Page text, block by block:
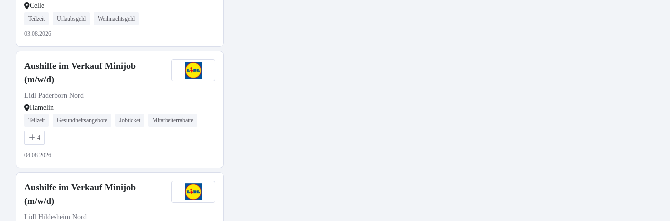
Celle
Teilzeit Urlaubsgeld Weihnachtsgeld
03.08.2026
Aushilfe im Verkauf Minijob
(m/w/d)
Lidl Paderborn Nord
Hamelin
Teilzeit Gesundheitsangebote Jobticket Mitarbeiterrabatte
4
04.08.2026
Aushilfe im Verkauf Minijob
(m/w/d)
Lidl Hildesheim Nord